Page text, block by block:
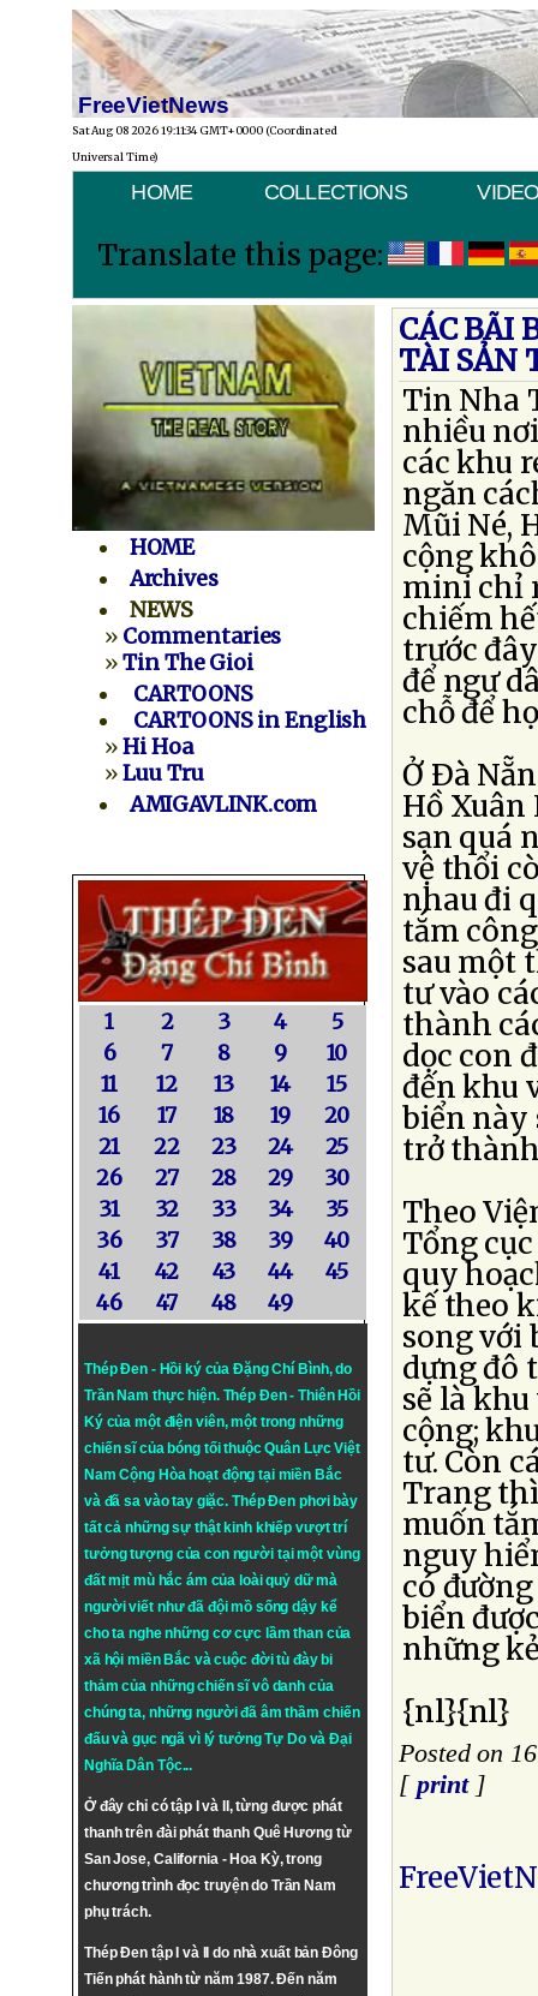
FreeVietNews
Sat Aug 08 2026 19:11:34 GMT+0000 (Coordinated
Universal Time)
HOME COLLECTIONS
Translate this page:
HOME
Archives
NEWS
» Commentaries
»Tin The Gioi
CARTOONS
CARTOONS in English
»Hi Hoa
»Luu Tru
AMIGAVLINK.com
1 2 3 4
5
6
7 8 9
10
11
12 13 14
15
16
17 18 19
20
21
22 23 24
25
26
27 28 29
30
31
32 33 34
35
36
37 38 39
40
41
42 43 44
45
46
47 48 49
Thép Đen - Hồi ký của Đặng Chí Bình, do
Trần Nam thực hiện. Thép Đen- Thiên Hồi
Ký của một điện viên, một trong những
chiến sĩ của bóng tối thuộc Quân Lực Việt
Nam Cộng Hòa hoạt động tại miền Bắc
và đã sa vào tay giặc. Thép Đen phơi bày
tất cả những sự thật kinh khiếp vượt trí
tưởng tượng của con người tại một vùng
đất mịt mù hắc ám của loài quỷ dữ mà
người viết như đã đội mồ sống dậy kể
cho ta nghe những cơ cực lầm than của
xã hội miền Bắc và cuộc đời tù đày bi
thảm của những chiến sĩ vô danh của
chúng ta, những người đã âm thầm chiến
đấu và gục ngã vì lý tưởngTự DovàĐại
Nghĩa Dân Tộc...
Ở đây chỉ có tập I và II, từng được phát
thanh trên đài phát thanh Quê Hương từ
San Jose, California - Hoa Kỳ, trong
chương trình đọc truyện do Trần Nam
phụ trách.
Thép Đen tập I và II do nhà xuất bản Đông
Tiến phát hành từ năm 1987. Đến năm
CÁC BÃI
TÀI SẢN
Tin Nha
nhiều
các khu
ngăn
Mũi Né,
cộng
mini chỉ
chiếm
trước
để ngư
chỗ để
Ở Ðà
Hồ Xuân
sạn quá
vệ thổi
nhau đi
tắm
sau một
tư vào
thành
dọc con
đến khu
biển này
trở
Theo
Tổng
quy
kế theo
song với
dựng đô
sẽ là
cộng;
tư. Còn
Trang
muốn
nguy
có
biển
những
{nl}{nl}
Posted on
[ print]